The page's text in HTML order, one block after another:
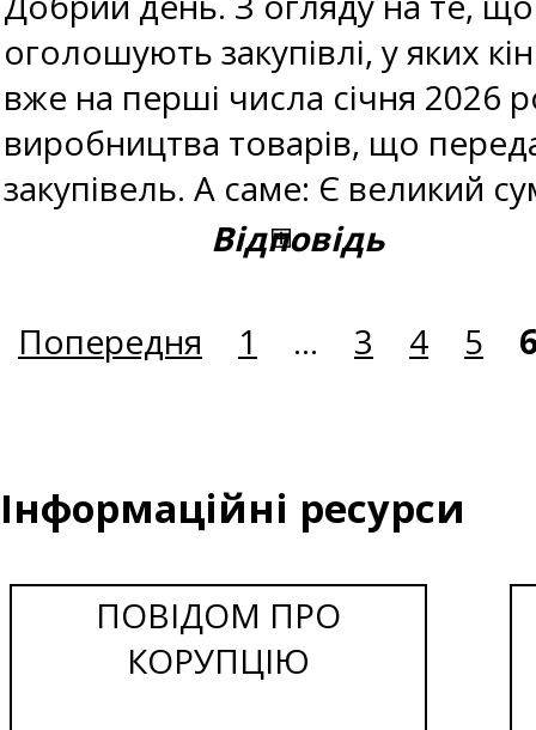
оголошують закупівлі, у яких
вже на перші числа січня 2026
виробництва товарів, що
закупівель. А саме: Є великий
Відповідь
Попередня 1 ... 3 4 5
Інформаційні ресурси
ПОВІДОМ ПРО
КОРУПЦІЮ